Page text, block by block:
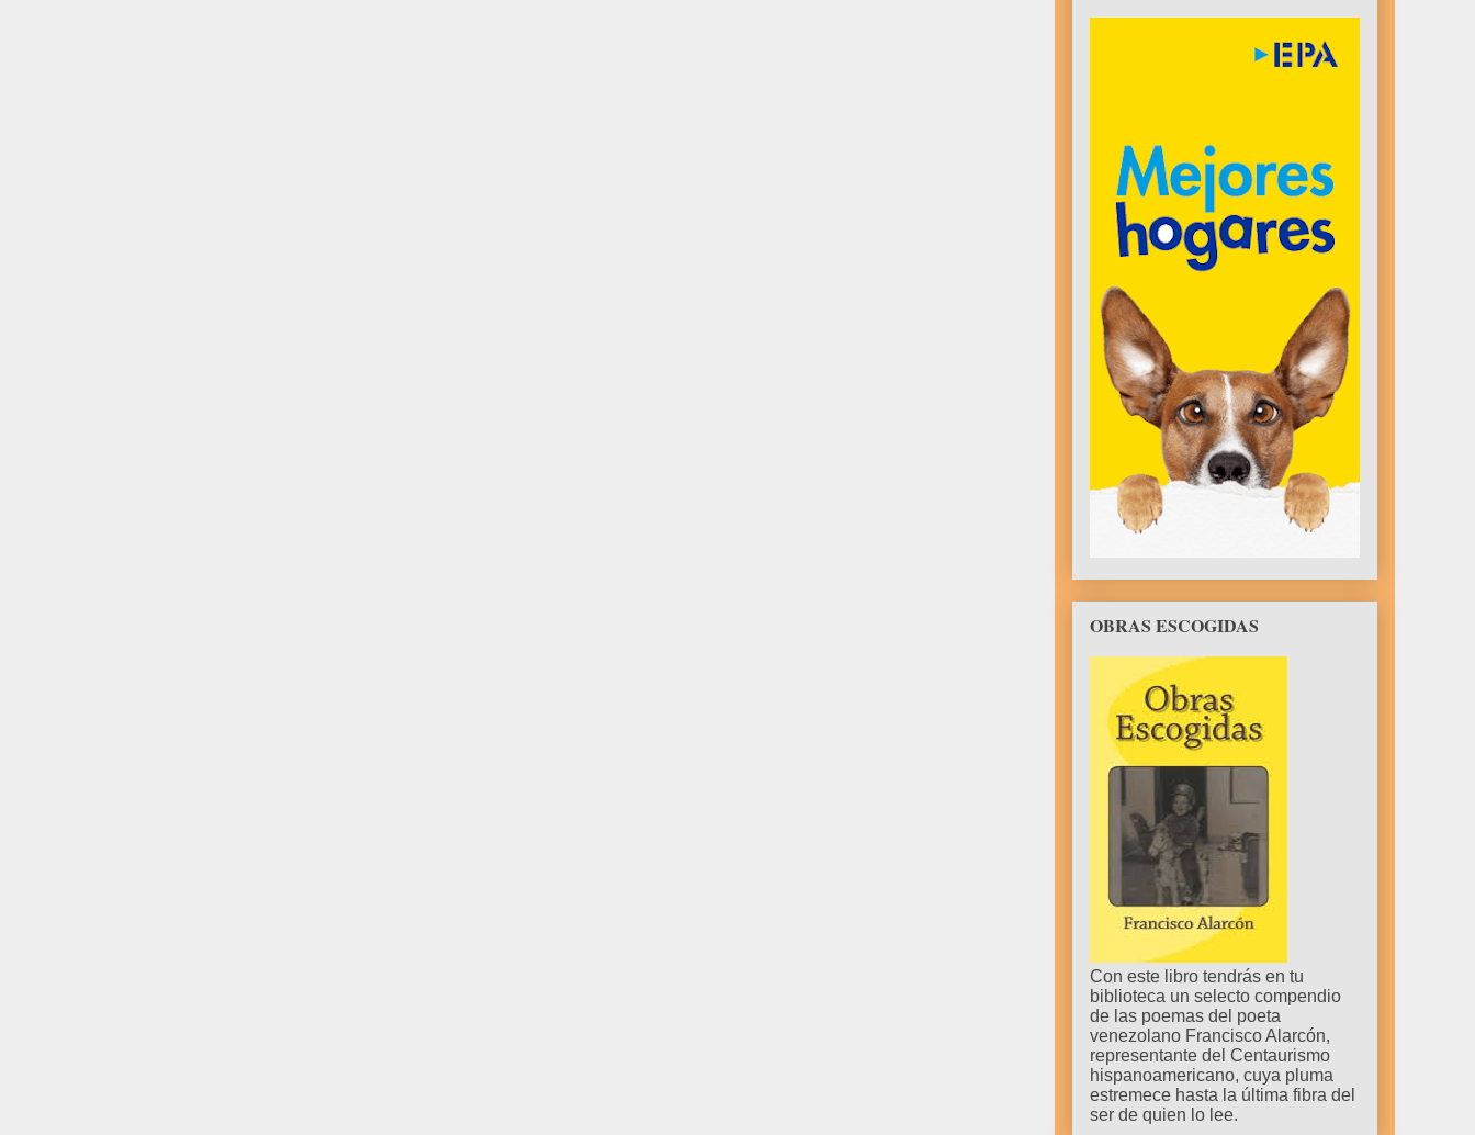
OBRAS ESCOGIDAS
Con este libro tendrás en tu
biblioteca un selecto compendio
de las poemas del poeta
venezolano Francisco Alarcón,
representante del Centaurismo
hispanoamericano, cuya pluma
estremece hasta la última fibra del
ser de quien lo lee.